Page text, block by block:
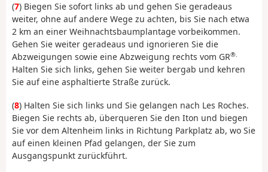
(7) Biegen Sie sofort links ab und gehen Sie geradeaus
weiter, ohne auf andere Wege zu achten, bis Sie nach etwa
2 km an einer Weihnachtsbaumplantage vorbeikommen.
Gehen Sie weiter geradeaus und ignorieren Sie die
Abzweigungen sowie eine Abzweigung rechts vom GR®.
Halten Sie sich links, gehen Sie weiter bergab und kehren
Sie auf eine asphaltierte Straße zurück.
(8) Halten Sie sich links und Sie gelangen nach Les Roches.
Biegen Sie rechts ab, überqueren Sie den Iton und biegen
Sie vor dem Altenheim links in Richtung Parkplatz ab, wo Sie
auf einen kleinen Pfad gelangen, der Sie zum
Ausgangspunkt zurückführt.